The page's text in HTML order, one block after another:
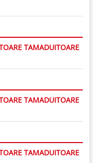
TAMADUITOARE
TAMADUITOARE
TAMADUITOARE